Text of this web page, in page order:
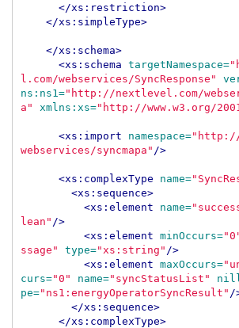
</xs:restriction>
</xs:simpleType>
</xs:schema>
<xs:schema targetNamespace=
l.com/webservices/SyncResponse"
ns:ns1="http://nextlevel.com/
a"
xmlns:xs="http://www.w3.org/2001/
<xs:import namespace="http://
webservices/syncmapa" />
<xs:complexType name=
<xs:sequence>
<xs:element
name=
lean" />
<xs:element minOccurs=
ssage"
type="xs:string" />
<xs:element maxOccurs=
curs="0" name="syncStatusList"
pe="ns1:energyOperatorSyncResult" /
</xs:sequence>
</xs:complexType>